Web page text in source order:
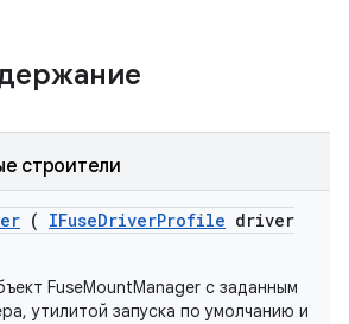
строители
( IFuseDriverProfile driver
FuseMountManager с заданным
утилитой запуска по умолчанию и